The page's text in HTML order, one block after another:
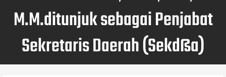
M.M.ditunjuk sebagai Penjabat
Sekretaris Daerah (Sekdßa)